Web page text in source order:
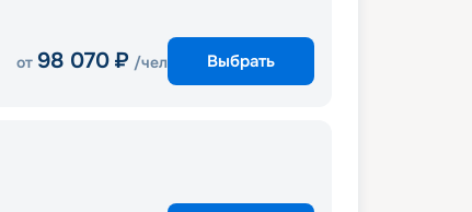
от 98 070 ₽ /чел Выбрать